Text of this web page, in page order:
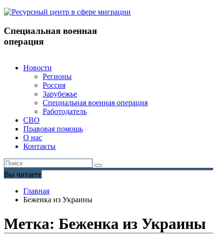
Специальная военная
операция
Новости
Регионы
Россия
Зарубежье
Специальная военная операция
Работодатель
СВО
Правовая помощь
О нас
Контакты
Вы читаете
Главная
Беженка из Украины
Метка: Беженка из Украины